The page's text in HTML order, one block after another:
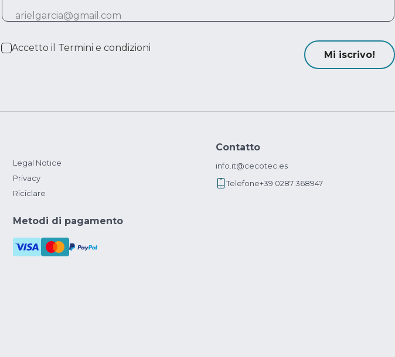
Accetto il Termini e condizioni
Mi iscrivo!
Legal Notice
Privacy
Riciclare
Metodi di pagamento
Contatto
info.it@cecotec.es
Telefone+39 0287 368947